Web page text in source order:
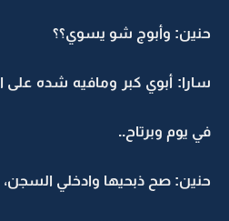
حنين: وأبوج شو يسوي؟؟
سارا: أبوي كبر ومافيه شده على
في يوم وبرتاح..
حنين: صح ذبحيها وادخلي